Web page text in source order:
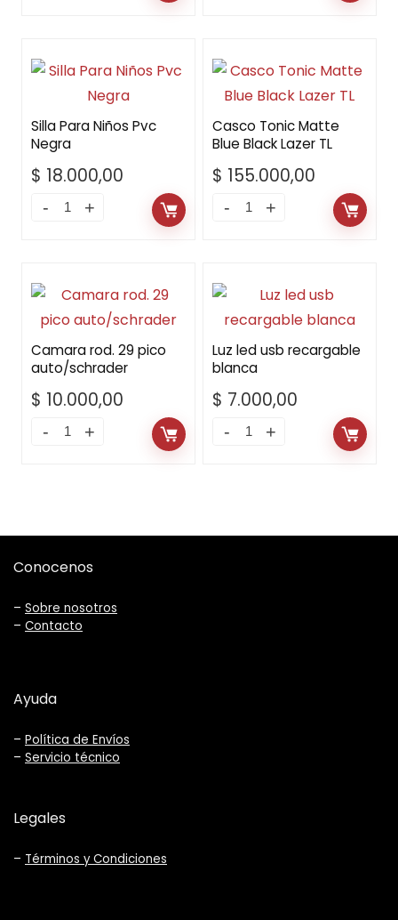
Silla Para Niños Pvc
Negra
$ 18.000,00
Casco Tonic Matte
Blue Black Lazer TL
$ 155.000,00
Camara rod. 29 pico
auto/schrader
$ 10.000,00
Luz led usb recargable
blanca
$ 7.000,00
Conocenos
– Sobre nosotros
– Contacto
Ayuda
– Política de Envíos
– Servicio técnico
Legales
– Términos y Condiciones